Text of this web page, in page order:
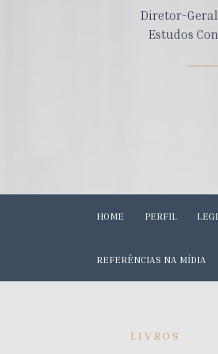
Diretor-
Estudos
HOME PERFIL
REFERÊNCIAS NA MÍDIA
LIVROS